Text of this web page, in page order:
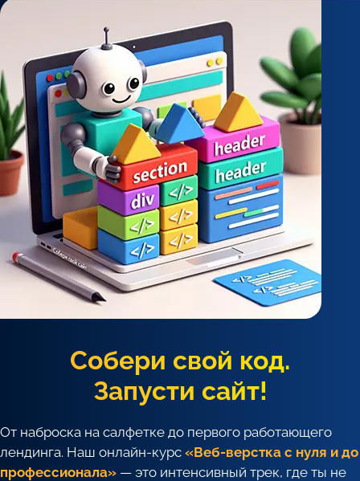
Собери свой код.
Запусти сайт!
От наброска на салфетке до первого работающего
лендинга. Наш онлайн-курс «Веб-верстка с нуля и до
профессионала» — это интенсивный трек, где ты не